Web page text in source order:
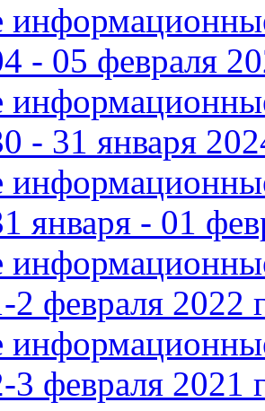
- 05 февраля
- 31 января
января - 01
2 февраля 2022
3 февраля 2021